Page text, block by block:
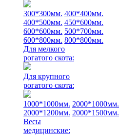
300*300мм. 400*400мм.
400*500мм. 450*600мм.
600*600мм. 500*700мм.
600*800мм. 800*800мм.
Для мелкого
рогатого скота:
Для крупного
рогатого скота:
1000*1000мм. 2000*1000мм.
2000*1200мм. 2000*1500мм.
Весы
медицинские: